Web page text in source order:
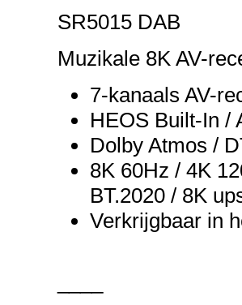
SR5015 DAB
Muzikale 8K AV-
7-kanaals AV-
HEOS Built-In /
Dolby Atmos /
8K 60Hz / 4K
BT.2020 / 8K
Verkrijgbaar in